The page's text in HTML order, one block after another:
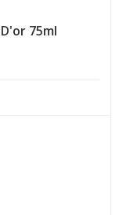
75ml